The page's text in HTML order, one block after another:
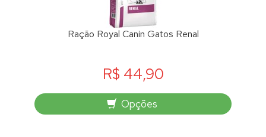
Ração Royal Canin Gatos Renal
R$ 44,90
Opções